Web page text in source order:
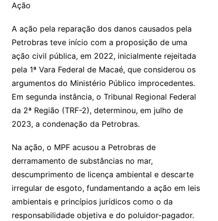
Ação
A ação pela reparação dos danos causados pela
Petrobras teve início com a proposição de uma
ação civil pública, em 2022, inicialmente rejeitada
pela 1ª Vara Federal de Macaé, que considerou os
argumentos do Ministério Público improcedentes.
Em segunda instância, o Tribunal Regional Federal
da 2ª Região (TRF-2), determinou, em julho de
2023, a condenação da Petrobras.
Na ação, o MPF acusou a Petrobras de
derramamento de substâncias no mar,
descumprimento de licença ambiental e descarte
irregular de esgoto, fundamentando a ação em leis
ambientais e princípios jurídicos como o da
responsabilidade objetiva e do poluidor-pagador.